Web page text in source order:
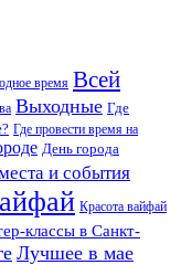
время Всей
Выходные Где
Где провести время на
День города
и события
Красота вайфай
классы в Санкт-
Лучшее в мае